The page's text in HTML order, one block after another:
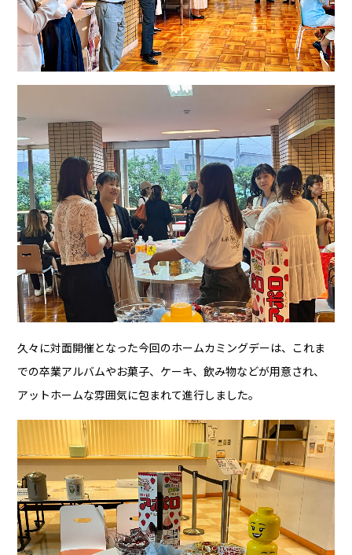
久々に対面開催となった今回のホームカミングデーは、これま
での卒業アルバムやお菓子、ケーキ、飲み物などが用意され、
アットホームな雰囲気に包まれて進行しました。